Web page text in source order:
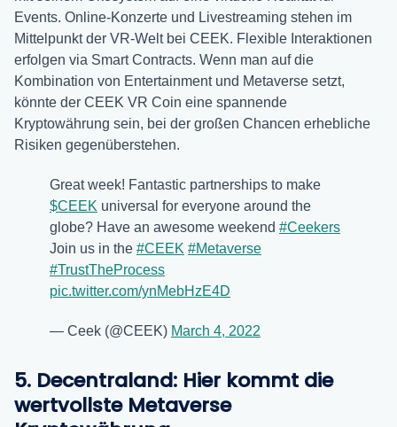
Events. Online-Konzerte und Livestreaming stehen im
Mittelpunkt der VR-Welt bei CEEK. Flexible Interaktionen
erfolgen via Smart Contracts. Wenn man auf die
Kombination von Entertainment und Metaverse setzt,
könnte der CEEK VR Coin eine spannende
Kryptowährung sein, bei der großen Chancen erhebliche
Risiken gegenüberstehen.
Great week! Fantastic partnerships to make
$CEEK universal for everyone around the
globe? Have an awesome weekend #Ceekers
Join us in the #CEEK #Metaverse
#TrustTheProcess
pic.twitter.com/ynMebHzE4D
— Ceek (@CEEK) March 4, 2022
5. Decentraland: Hier kommt die
wertvollste Metaverse